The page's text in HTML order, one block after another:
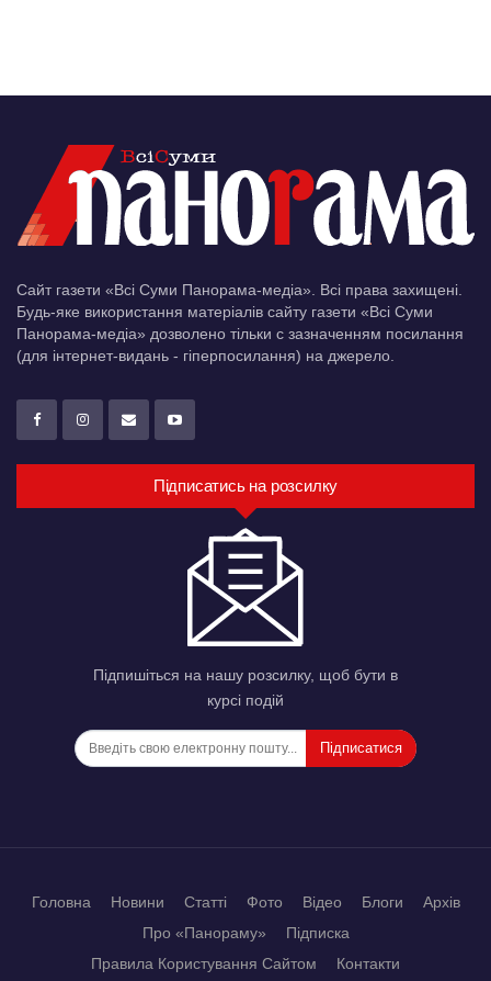
Сайт газети «Всі Суми Панорама-медіа». Всі права захищені.
Будь-яке використання матеріалів сайту газети «Всі Суми
Панорама-медіа» дозволено тільки c зазначенням посилання
(для інтернет-видань - гіперпосилання) на джерело.
Підписатись на розсилку
Підпишіться на нашу розсилку, щоб бути в
курсі подій
Підписатися
Головна Новини Статті Фото Відео Блоги
Архів
Про «Панораму»
Підписка
Правила Користування Сайтом
Контакти